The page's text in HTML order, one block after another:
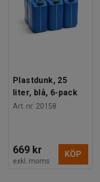
Plastdunk, 25
liter, blå, 6-pack
Art. nr: 20158
669 kr
exkl. moms
KÖP